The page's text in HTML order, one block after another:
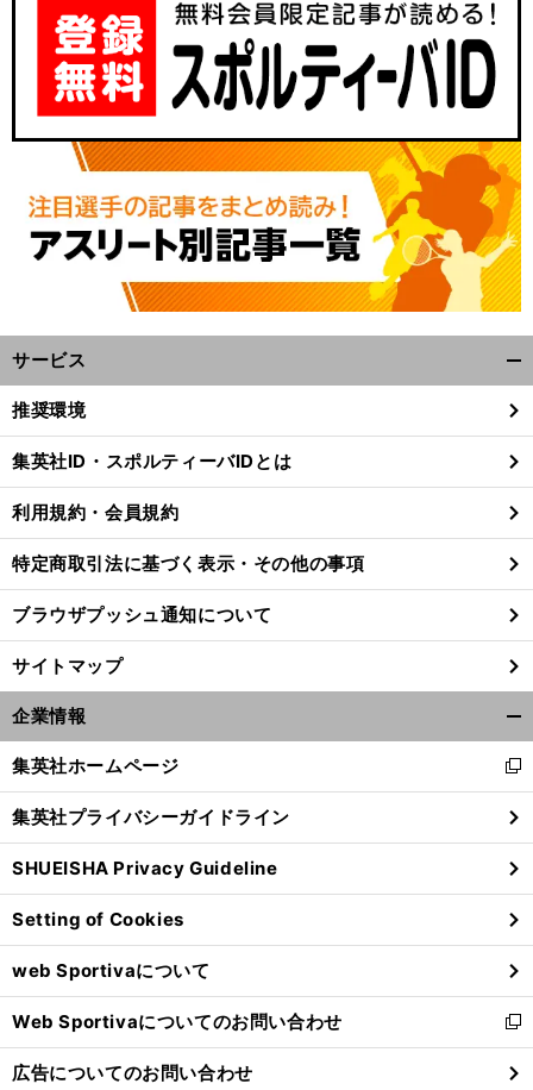
前
サービス
閉
る
推奨環境
集英社ID・スポルティーバIDとは
利用規約・会員規約
特定商取引法に基づく表示・その他の事項
ブラウザプッシュ通知について
サイトマップ
企業情報
閉
る
集英社ホームページ
新
し
い
ウ
ィ
ン
ド
ウ
で
開
く
集英社プライバシーガイドライン
SHUEISHA Privacy Guideline
Setting of Cookies
web Sportivaについて
Web Sportivaについてのお問い合わせ
新
し
い
広告についてのお問い合わせ